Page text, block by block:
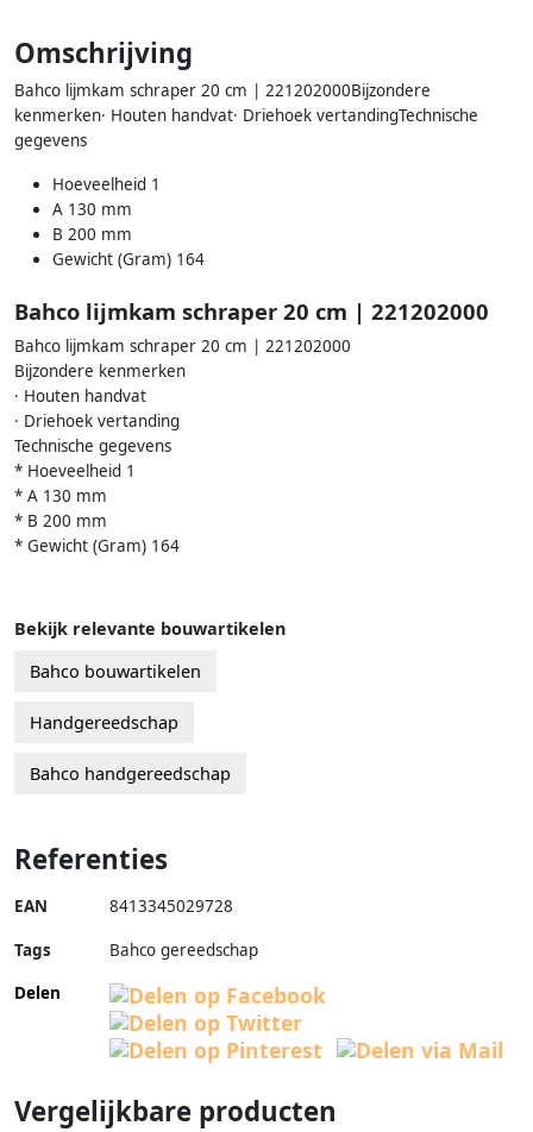
Omschrijving
Bahco lijmkam schraper 20 cm | 221202000Bijzondere
kenmerken· Houten handvat· Driehoek vertandingTechnische
gegevens
Hoeveelheid 1
A 130 mm
B 200 mm
Gewicht (Gram) 164
Bahco lijmkam schraper 20 cm | 221202000
Bahco lijmkam schraper 20 cm | 221202000
Bijzondere kenmerken
· Houten handvat
· Driehoek vertanding
Technische gegevens
* Hoeveelheid 1
* A 130 mm
* B 200 mm
* Gewicht (Gram) 164
Bekijk relevante bouwartikelen
Bahco bouwartikelen
Handgereedschap
Bahco handgereedschap
Referenties
EAN 8413345029728
Tags
Bahco gereedschap
Delen
Vergelijkbare producten